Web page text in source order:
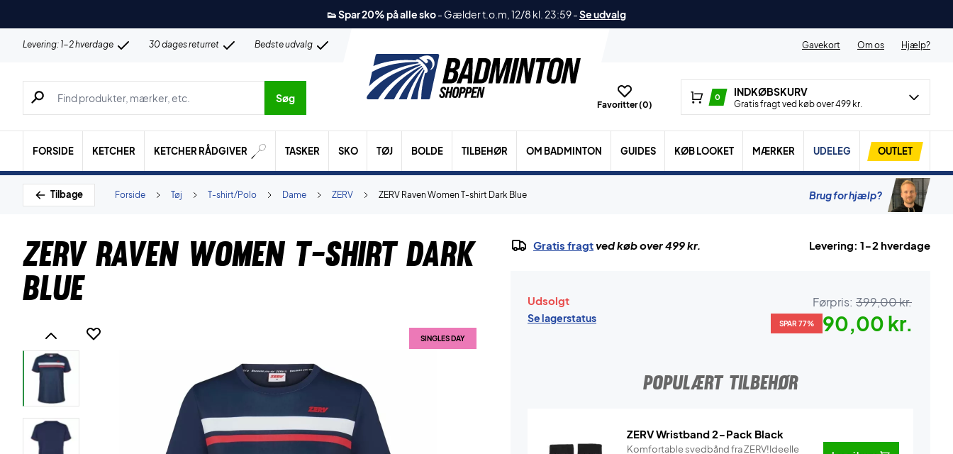
👟 Spar 20% på alle sko- Gælder t.o.m, 12/8 kl. 23:59-Se udvalg
Levering: 1-2 hverdage 30 dages returret Bedste udvalg Gavekort Om os Hjælp?
Søg efter produkter, mærker etc.
Søg
Favoritter (0)
0 INDKØBSKURV
Gratis fragt ved køb over 499 kr.
FORSIDE KETCHER KETCHER RÅDGIVER TASKER SKO TØJ BOLDE TILBEHØR OM BADMINTON GUIDES KØB LOOKET MÆRKER UDELEG OUTLET
Tilbage ZERV Raven Women T-shirt Dark Blue
ZERV
Dame
T-shirt/Polo
Tøj
Forside Brug for hjælp?
ZERV Raven Women T-shirt Dark
Blue
SINGLES DAY
Gratis fragtved køb over 499 kr. Levering: 1-2 hverdage
Udsolgt
Se lagerstatus
Førpris: 399,00 kr.
SPAR 77% 90,00 kr.
POPULÆRT TILBEHØR
ZERV Wristband 2-Pack Black
Komfortable svedbånd fra ZERV!Ideelle